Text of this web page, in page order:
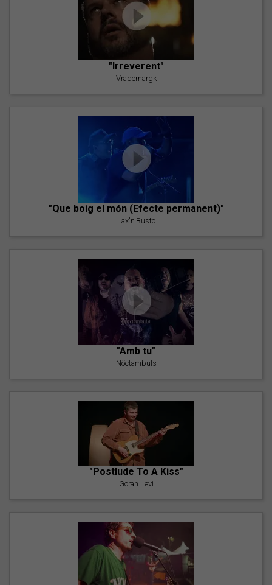
"Irreverent"
Vrademargk
"Que boig el món (Efecte permanent)"
Lax'n'Busto
"Amb tu"
Nöctambuls
"Postlude To A Kiss"
Goran Levi